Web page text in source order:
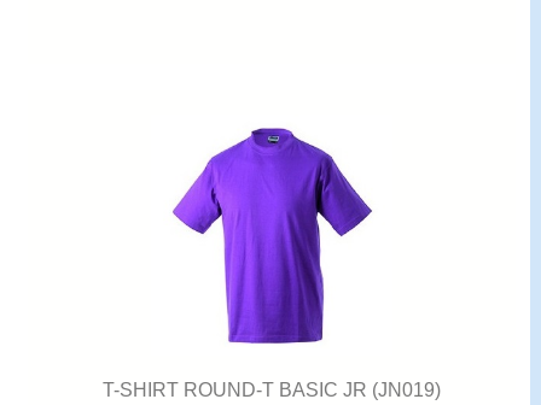
T-SHIRT ROUND-T BASIC JR (JN019)